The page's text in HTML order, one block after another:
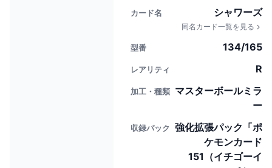
カード名 シャワーズ
同名カード一覧を見る
型番 134/165
レアリティ R
加工・種類 マスターボールミラ
ー
収録パック
強化拡張パック「ポ
ケモンカード
151（イチゴーイ